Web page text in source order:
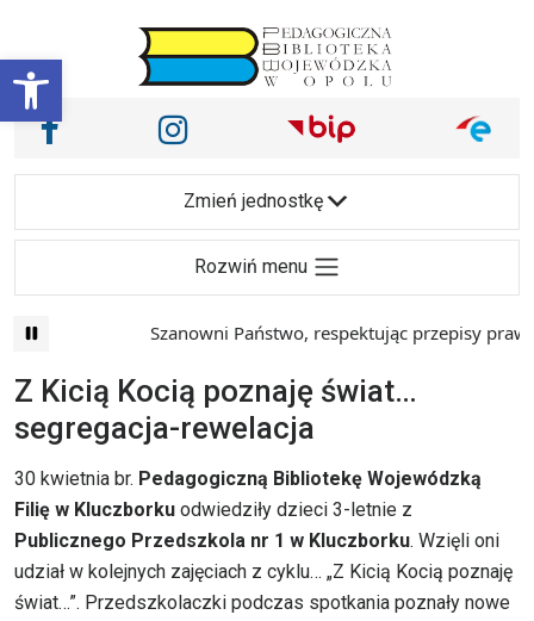
Otwórz pasek narzędzi
Main Navigation
Nasze media społecznościowe i inne
Facebook Instagram
Zmień jednostkę
Rozwiń menu
Szanowni Państwo, respektując przepisy prawa
Z Kicią Kocią poznaję świat…
segregacja-rewelacja
30 kwietnia br. Pedagogiczną Bibliotekę Wojewódzką
Filię w Kluczborku odwiedziły dzieci 3-letnie z
Publicznego Przedszkola nr 1 w Kluczborku. Wzięli oni
udział w kolejnych zajęciach z cyklu… „Z Kicią Kocią poznaję
świat…”. Przedszkolaczki podczas spotkania poznały nowe